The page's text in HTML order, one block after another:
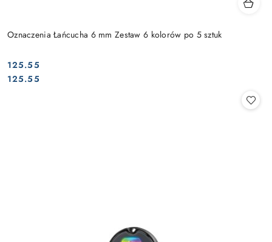
Oznaczenia Łańcucha 6 mm Zestaw 6 kolorów po 5 sztuk
Cena:
125.55
Cena:
125.55